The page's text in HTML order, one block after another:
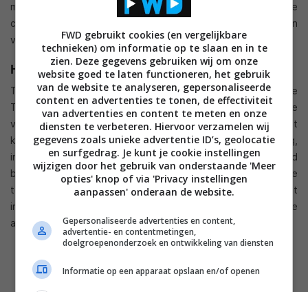
mee waarmee de weergave van audio op het gebruik en de
content afgesteld kan worden en het audioveld vergroot van
verkleind kan worden.
Hands-on video
Tijdens het Mobile World Congress hebben we even naar de
Thunderstorm mogen luisteren, zoals je in onderstaande
video kunt zien. De geluidskwaliteit is, voor zover we dit
konden beoordelen in een redelijk drukke omgeving,
indrukwekkend te noemen. De speakers verzorgen een breed
bereik met natuurlijke tonen, voldoende laag en heldere hoge
tonen. Om dit te bereiken moet je echter wel behoorlijk wat
inleveren wat betreft mobiliteit. De iPad wordt met deze
accessoire een stuk groter, dikker en zwaarder.
FWD gebruikt cookies (en vergelijkbare
technieken) om informatie op te slaan en in te
zien. Deze gegevens gebruiken wij om onze
website goed te laten functioneren, het gebruik
van de website te analyseren, gepersonaliseerde
content en advertenties te tonen, de effectiviteit
van advertenties en content te meten en onze
diensten te verbeteren. Hiervoor verzamelen wij
gegevens zoals unieke advertentie ID’s, geolocatie
en surfgedrag. Je kunt je cookie instellingen
wijzigen door het gebruik van onderstaande 'Meer
opties' knop of via 'Privacy instellingen
aanpassen' onderaan de website.
Gepersonaliseerde advertenties en content,
advertentie- en contentmetingen,
doelgroepenonderzoek en ontwikkeling van diensten
Informatie op een apparaat opslaan en/of openen